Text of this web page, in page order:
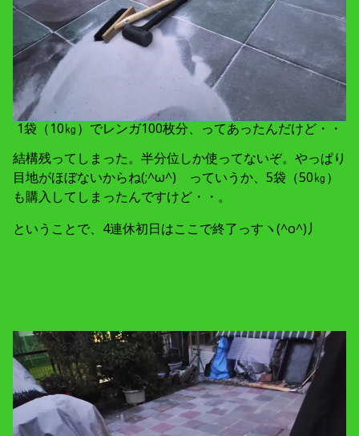
1袋（10㎏）でレンガ100枚分、ってあったんだけど・・
結構残ってしまった。半分位しか使ってないぞ。やっぱり
目地がほぼないからね(;^ω^) っていうか、5袋（50㎏）
も購入してしまったんですけど・・。
ということで、4連休初日はここで終了っすヽ(^o^)丿